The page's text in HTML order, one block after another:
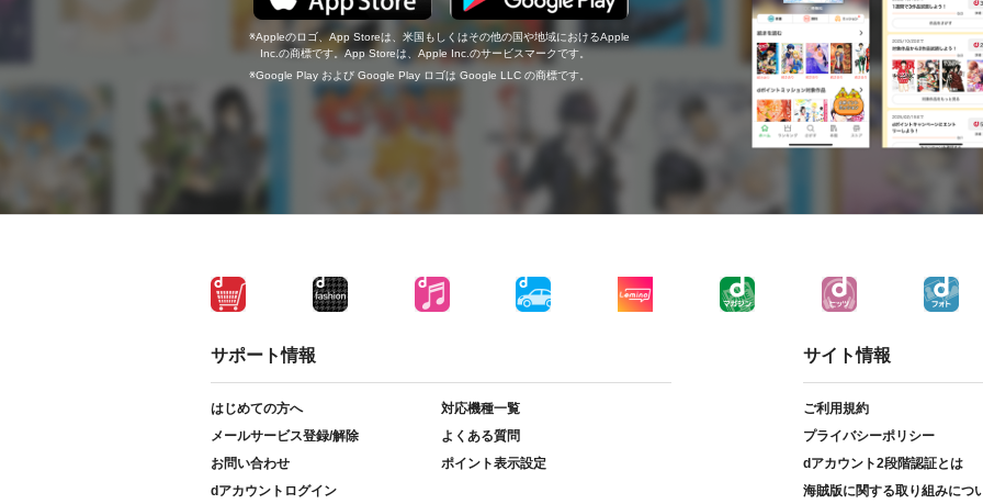
Appleのロゴ、App Storeは、米国もしくはその他の国や地域におけるApple
Inc.の商標です。App Storeは、Apple Inc.のサービスマークです。
Google Play および Google Play ロゴは Google LLC の商標です。
サポート情報
はじめての方へ
対応機種一覧
メールサービス登録/解除
よくある質問
お問い合わせ
ポイント表示設定
dアカウントログイン
サイト情報
ご利用規約
プライバシーポリシー
dアカウント2段階認証とは
海賊版に関する取り組みにつ